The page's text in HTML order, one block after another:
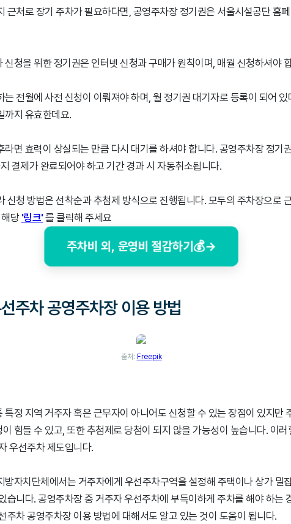
근처로 장기 주차가 필요하다면, 공영주차장 정기권은 서울시설공단 홈
신청을 위한 정기권은 인터넷 신청과 구매가 원칙이며, 매월 신청하셔야
는 전월에 사전 신청이 이뤄져야 하며, 월 정기권 대기자로 등록이 되어
까지 유효한데요.
라면 효력이 상실되는 만큼 다시 대기를 하셔야 합니다. 공영주차장 정기
결제가 완료되어야 하고 기간 경과 시 자동취소됩니다.
신청 방법은 선착순과 추첨제 방식으로 진행됩니다. 모두의 주차장으로
당 '링크'를 클릭해 주세요
주차비 외, 운영비 절감하기💰→
주차 공영주차장 이용 방법
출처: Freepik
특정 지역 거주자 혹은 근무자이 아니어도 신청할 수 있는 장점이 있지만
힘들 수 있고, 또한 추첨제로 당첨이 되지 않을 가능성이 높습니다. 이러
우선주차 제도입니다.
방자치단체에서는 거주자에게 우선주차구역을 설정해 주택이나 상가 밀
습니다. 공영주차장 중 거주자 우선주차에 부득이하게 주차를 해야 하는
주차 공영주차장 이용 방법에 대해서도 알고 있는 것이 도움이 됩니다.